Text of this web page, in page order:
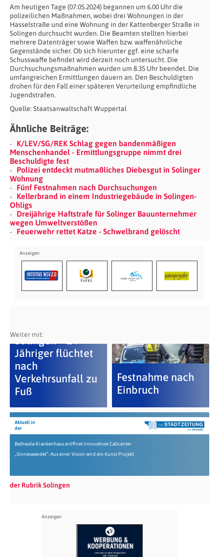
Am heutigen Tage (07.05.2024) begannen um 6.00 Uhr die
polizeilichen Maßnahmen, wobei drei Wohnungen in der
Hasselstraße und eine Wohnung in der Kattenberger Straße in
Solingen durchsucht wurden. Die Beamten stellten hierbei
mehrere Datenträger sowie Waffen bzw. waffenähnliche
Gegenstände sicher. Ob sich hierunter ggf. eine scharfe
Schusswaffe befindet wird derzeit noch untersucht. Die
Durchsuchungsmaßnahmen wurden um 8.35 Uhr beendet. Die
umfangreichen Ermittlungen dauern an. Den Beschuldigten
drohen für den Fall einer späteren Verurteilung empfindliche
Jugendstrafen.
Quelle: Staatsanwaltschaft Wuppertal
Ähnliche Beiträge:
K/LEV/SG/REK Schlag gegen bandenmäßigen
Menschenhandel - Ermittlungsgruppe nimmt drei
Beschuldigte fest
Polizei entdeckt mutmaßliches Diebesgut in Solinger
Wohnung
Fünf Festnahmen nach Durchsuchungen
Kellerbrand in einem Industriegebäude in Solingen-
Ohligs
Dreijährige Haftstrafe für Solinger Bauunternehmer
wegen Umweltverstößen
Feuerwehr rettet Katze - Schwelbrand gelöscht
Weiter mit:
Solingen – 14-
Jähriger flüchtet
nach
Verkehrsunfall zu
Fuß
Festnahme nach
Einbruch
Aktuell in
der
Bethesda-Krankenhaus eröffnet innovatives Callcenter
„Sinneswandel“: Aus einer Vision wird ein Kunst-Projekt
der Rubrik Solingen